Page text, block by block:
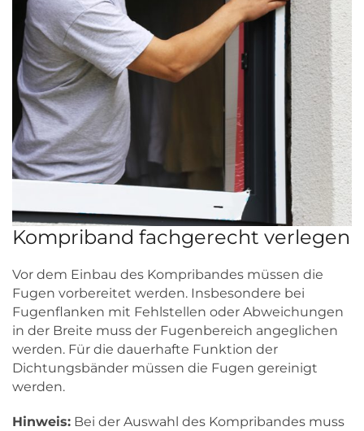
Kompriband fachgerecht verlegen
Vor dem Einbau des Kompribandes müssen die
Fugen vorbereitet werden. Insbesondere bei
Fugenflanken mit Fehlstellen oder Abweichungen
in der Breite muss der Fugenbereich angeglichen
werden. Für die dauerhafte Funktion der
Dichtungsbänder müssen die Fugen gereinigt
werden.
Hinweis: Bei der Auswahl des Kompribandes muss